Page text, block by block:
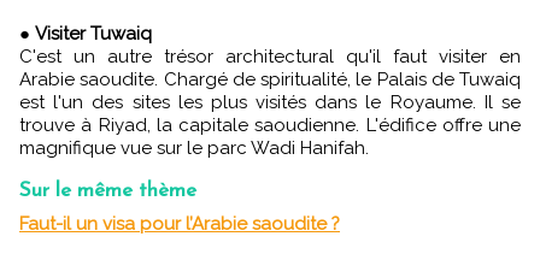
● Visiter Tuwaiq
C'est un autre trésor architectural qu'il faut visiter en
Arabie saoudite. Chargé de spiritualité, le Palais de Tuwaiq
est l'un des sites les plus visités dans le Royaume. Il se
trouve à Riyad, la capitale saoudienne. L'édifice offre une
magnifique vue sur le parc Wadi Hanifah.
Sur le même thème
Faut-il un visa pour l’Arabie saoudite ?